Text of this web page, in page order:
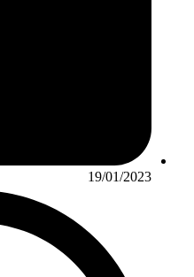
19/01/2023